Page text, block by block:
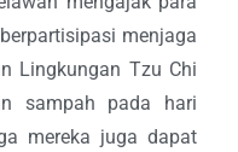
menjaga
Lingkungan Tzu Chi
sampah pada hari
mereka juga dapat